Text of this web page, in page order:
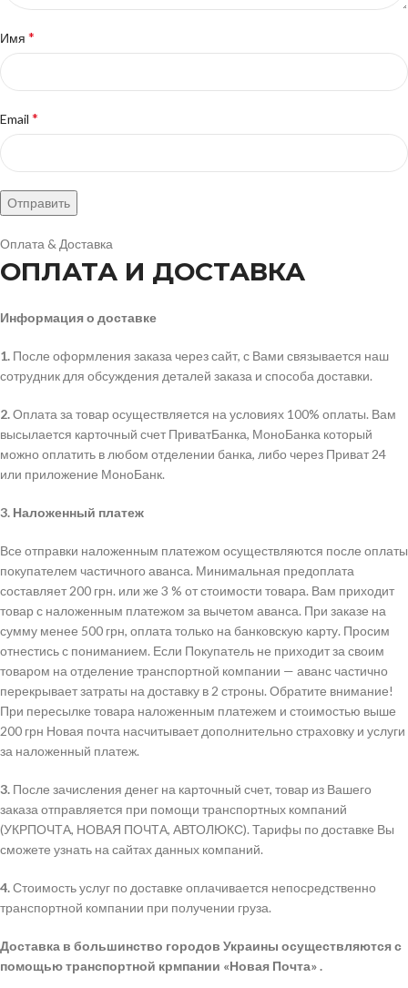
Имя *
Email *
Оплата & Доставка
ОПЛАТА И ДОСТАВКА
Информация о доставке
1. После оформления заказа через сайт, с Вами связывается наш
сотрудник для обсуждения деталей заказа и способа доставки.
2.Оплата за товар осуществляется на условиях 100% оплаты. Вам
высылается карточный счет ПриватБанка, МоноБанка который
можно оплатить в любом отделении банка, либо через Приват 24
или приложение МоноБанк.
3. Наложенный платеж
Все отправки наложенным платежом осуществляются после оплаты
покупателем частичного аванса. Минимальная предоплата
составляет 200 грн. или же 3 % от стоимости товара. Вам приходит
товар с наложенным платежом за вычетом аванса. При заказе на
сумму менее 500 грн, оплата только на банковскую карту. Просим
отнестись с пониманием. Если Покупатель не приходит за своим
товаром на отделение транспортной компании — аванс частично
перекрывает затраты на доставку в 2 строны. Обратите внимание!
При пересылке товара наложенным платежем и стоимостью выше
200 грн Новая почта насчитывает дополнительно страховку и услуги
за наложенный платеж.
3. После зачисления денег на карточный счет, товар из Вашего
заказа отправляется при помощи транспортных компаний
(УКРПОЧТА, НОВАЯ ПОЧТА, АВТОЛЮКС). Тарифы по доставке Вы
сможете узнать на сайтах данных компаний.
4.Стоимость услуг по доставке оплачивается непосредственно
транспортной компании при получении груза.
Доставка в большинство городов Украины осуществляются с
помощью транспортной крмпании «Новая Почта» .